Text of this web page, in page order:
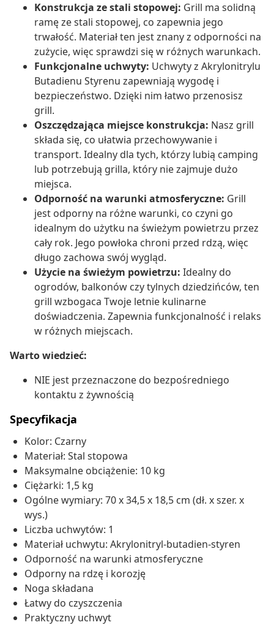
Konstrukcja ze stali stopowej: Grill ma solidną
ramę ze stali stopowej, co zapewnia jego
trwałość. Materiał ten jest znany z odporności na
zużycie, więc sprawdzi się w różnych warunkach.
Funkcjonalne uchwyty: Uchwyty z Akrylonitrylu
Butadienu Styrenu zapewniają wygodę i
bezpieczeństwo. Dzięki nim łatwo przenosisz
grill.
Oszczędzająca miejsce konstrukcja: Nasz grill
składa się, co ułatwia przechowywanie i
transport. Idealny dla tych, którzy lubią camping
lub potrzebują grilla, który nie zajmuje dużo
miejsca.
Odporność na warunki atmosferyczne: Grill
jest odporny na różne warunki, co czyni go
idealnym do użytku na świeżym powietrzu przez
cały rok. Jego powłoka chroni przed rdzą, więc
długo zachowa swój wygląd.
Użycie na świeżym powietrzu: Idealny do
ogrodów, balkonów czy tylnych dziedzińców, ten
grill wzbogaca Twoje letnie kulinarne
doświadczenia. Zapewnia funkcjonalność i relaks
w różnych miejscach.
Warto wiedzieć:
NIE jest przeznaczone do bezpośredniego
kontaktu z żywnością
Specyfikacja
Kolor: Czarny
Materiał: Stal stopowa
Maksymalne obciążenie: 10 kg
Ciężarki: 1,5 kg
Ogólne wymiary: 70 x 34,5 x 18,5 cm (dł. x szer. x
wys.)
Liczba uchwytów: 1
Materiał uchwytu: Akrylonitryl-butadien-styren
Odporność na warunki atmosferyczne
Odporny na rdzę i korozję
Noga składana
Łatwy do czyszczenia
Praktyczny uchwyt